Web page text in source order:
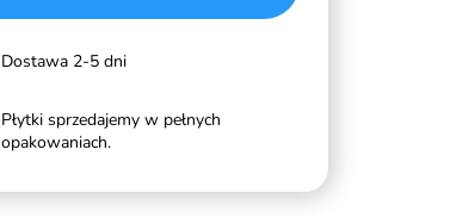
Dostawa 2-5 dni
Płytki sprzedajemy w pełnych
opakowaniach.